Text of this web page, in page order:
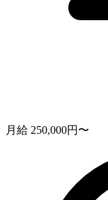
月給 250,000円〜